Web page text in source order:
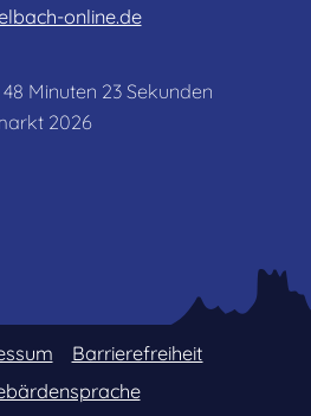
online.de
48 Minuten 23 Sekunden
2026
Barrierefreiheit